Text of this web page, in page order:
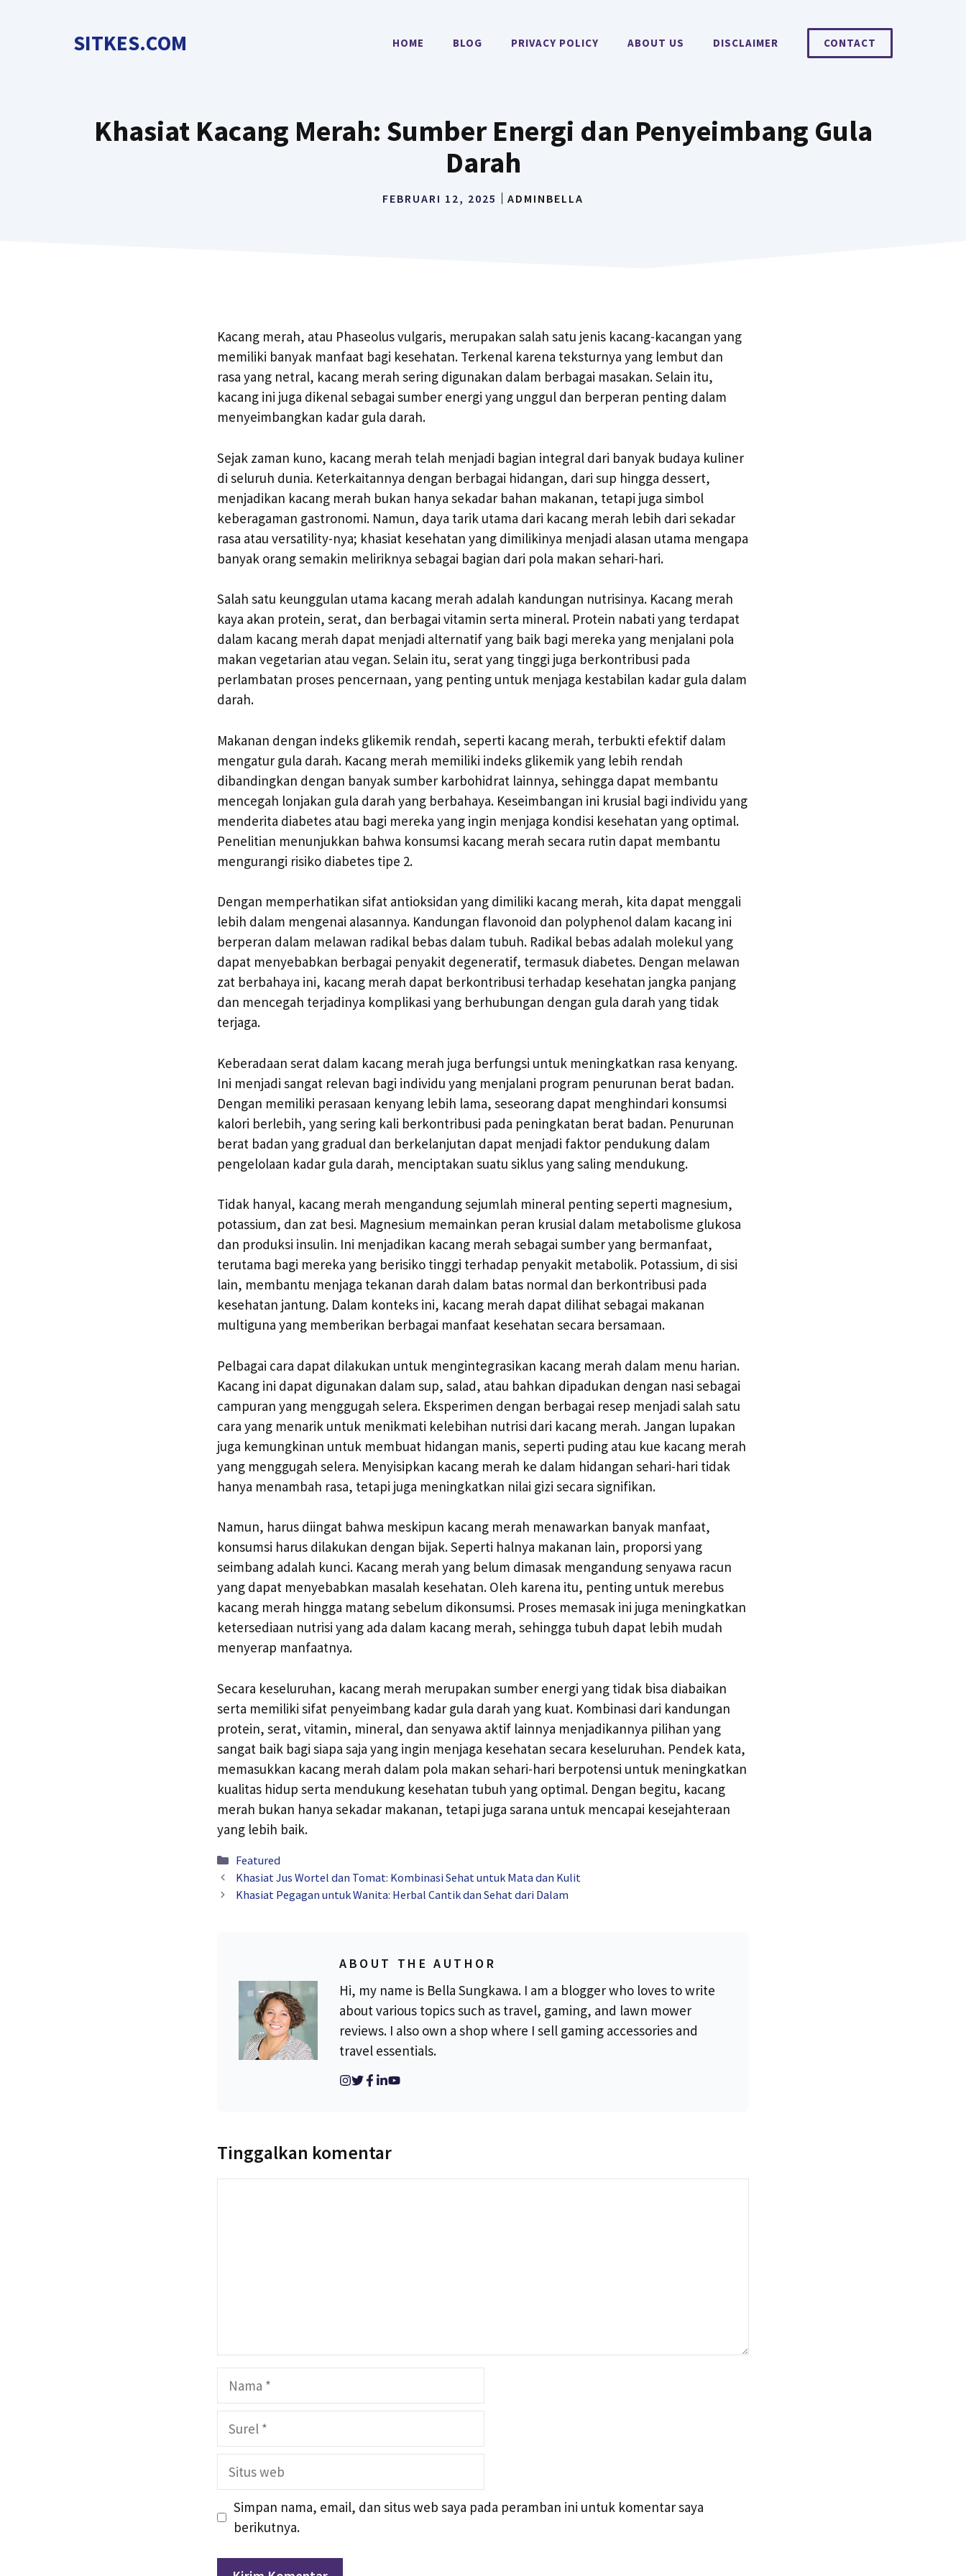
SITKES.COM HOME BLOG PRIVACY POLICY ABOUT US DISCLAIMER CONTACT
Khasiat Kacang Merah: Sumber Energi dan Penyeimbang Gula
Darah
FEBRUARI 12, 2025 ADMINBELLA
Kacang merah, atau Phaseolus vulgaris, merupakan salah satu jenis kacang-kacangan yang
memiliki banyak manfaat bagi kesehatan. Terkenal karena teksturnya yang lembut dan
rasa yang netral, kacang merah sering digunakan dalam berbagai masakan. Selain itu,
kacang ini juga dikenal sebagai sumber energi yang unggul dan berperan penting dalam
menyeimbangkan kadar gula darah.
Sejak zaman kuno, kacang merah telah menjadi bagian integral dari banyak budaya kuliner
di seluruh dunia. Keterkaitannya dengan berbagai hidangan, dari sup hingga dessert,
menjadikan kacang merah bukan hanya sekadar bahan makanan, tetapi juga simbol
keberagaman gastronomi. Namun, daya tarik utama dari kacang merah lebih dari sekadar
rasa atau versatility-nya; khasiat kesehatan yang dimilikinya menjadi alasan utama mengapa
banyak orang semakin meliriknya sebagai bagian dari pola makan sehari-hari.
Salah satu keunggulan utama kacang merah adalah kandungan nutrisinya. Kacang merah
kaya akan protein, serat, dan berbagai vitamin serta mineral. Protein nabati yang terdapat
dalam kacang merah dapat menjadi alternatif yang baik bagi mereka yang menjalani pola
makan vegetarian atau vegan. Selain itu, serat yang tinggi juga berkontribusi pada
perlambatan proses pencernaan, yang penting untuk menjaga kestabilan kadar gula dalam
darah.
Makanan dengan indeks glikemik rendah, seperti kacang merah, terbukti efektif dalam
mengatur gula darah. Kacang merah memiliki indeks glikemik yang lebih rendah
dibandingkan dengan banyak sumber karbohidrat lainnya, sehingga dapat membantu
mencegah lonjakan gula darah yang berbahaya. Keseimbangan ini krusial bagi individu yang
menderita diabetes atau bagi mereka yang ingin menjaga kondisi kesehatan yang optimal.
Penelitian menunjukkan bahwa konsumsi kacang merah secara rutin dapat membantu
mengurangi risiko diabetes tipe 2.
Dengan memperhatikan sifat antioksidan yang dimiliki kacang merah, kita dapat menggali
lebih dalam mengenai alasannya. Kandungan flavonoid dan polyphenol dalam kacang ini
berperan dalam melawan radikal bebas dalam tubuh. Radikal bebas adalah molekul yang
dapat menyebabkan berbagai penyakit degeneratif, termasuk diabetes. Dengan melawan
zat berbahaya ini, kacang merah dapat berkontribusi terhadap kesehatan jangka panjang
dan mencegah terjadinya komplikasi yang berhubungan dengan gula darah yang tidak
terjaga.
Keberadaan serat dalam kacang merah juga berfungsi untuk meningkatkan rasa kenyang.
Ini menjadi sangat relevan bagi individu yang menjalani program penurunan berat badan.
Dengan memiliki perasaan kenyang lebih lama, seseorang dapat menghindari konsumsi
kalori berlebih, yang sering kali berkontribusi pada peningkatan berat badan. Penurunan
berat badan yang gradual dan berkelanjutan dapat menjadi faktor pendukung dalam
pengelolaan kadar gula darah, menciptakan suatu siklus yang saling mendukung.
Tidak hanyal, kacang merah mengandung sejumlah mineral penting seperti magnesium,
potassium, dan zat besi. Magnesium memainkan peran krusial dalam metabolisme glukosa
dan produksi insulin. Ini menjadikan kacang merah sebagai sumber yang bermanfaat,
terutama bagi mereka yang berisiko tinggi terhadap penyakit metabolik. Potassium, di sisi
lain, membantu menjaga tekanan darah dalam batas normal dan berkontribusi pada
kesehatan jantung. Dalam konteks ini, kacang merah dapat dilihat sebagai makanan
multiguna yang memberikan berbagai manfaat kesehatan secara bersamaan.
Pelbagai cara dapat dilakukan untuk mengintegrasikan kacang merah dalam menu harian.
Kacang ini dapat digunakan dalam sup, salad, atau bahkan dipadukan dengan nasi sebagai
campuran yang menggugah selera. Eksperimen dengan berbagai resep menjadi salah satu
cara yang menarik untuk menikmati kelebihan nutrisi dari kacang merah. Jangan lupakan
juga kemungkinan untuk membuat hidangan manis, seperti puding atau kue kacang merah
yang menggugah selera. Menyisipkan kacang merah ke dalam hidangan sehari-hari tidak
hanya menambah rasa, tetapi juga meningkatkan nilai gizi secara signifikan.
Namun, harus diingat bahwa meskipun kacang merah menawarkan banyak manfaat,
konsumsi harus dilakukan dengan bijak. Seperti halnya makanan lain, proporsi yang
seimbang adalah kunci. Kacang merah yang belum dimasak mengandung senyawa racun
yang dapat menyebabkan masalah kesehatan. Oleh karena itu, penting untuk merebus
kacang merah hingga matang sebelum dikonsumsi. Proses memasak ini juga meningkatkan
ketersediaan nutrisi yang ada dalam kacang merah, sehingga tubuh dapat lebih mudah
menyerap manfaatnya.
Secara keseluruhan, kacang merah merupakan sumber energi yang tidak bisa diabaikan
serta memiliki sifat penyeimbang kadar gula darah yang kuat. Kombinasi dari kandungan
protein, serat, vitamin, mineral, dan senyawa aktif lainnya menjadikannya pilihan yang
sangat baik bagi siapa saja yang ingin menjaga kesehatan secara keseluruhan. Pendek kata,
memasukkan kacang merah dalam pola makan sehari-hari berpotensi untuk meningkatkan
kualitas hidup serta mendukung kesehatan tubuh yang optimal. Dengan begitu, kacang
merah bukan hanya sekadar makanan, tetapi juga sarana untuk mencapai kesejahteraan
yang lebih baik.
Kategori
Featured
Khasiat Jus Wortel dan Tomat: Kombinasi Sehat untuk Mata dan Kulit
Khasiat Pegagan untuk Wanita: Herbal Cantik dan Sehat dari Dalam
ABOUT THE AUTHOR
Hi, my name is Bella Sungkawa. I am a blogger who loves to write
about various topics such as travel, gaming, and lawn mower
reviews. I also own a shop where I sell gaming accessories and
travel essentials.
Tinggalkan komentar
Nama
Surel
Situs
Simpan nama, email, dan situs web saya pada peramban ini untuk komentar saya
berikutnya.